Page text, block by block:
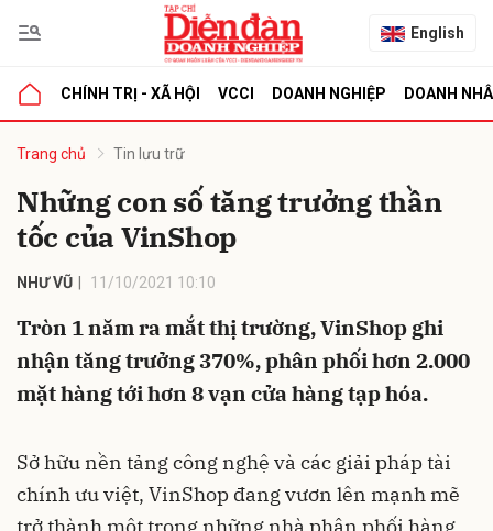
English
CHÍNH TRỊ - XÃ HỘI VCCI DOANH NGHIỆP DOANH
Trang chủ Tin lưu trữ
Những con số tăng trưởng thần
tốc của VinShop
NHƯ VŨ 11/10/2021 10:10
Tròn 1 năm ra mắt thị trường, VinShop ghi
nhận tăng trưởng 370%, phân phối hơn 2.000
mặt hàng tới hơn 8 vạn cửa hàng tạp hóa.
Sở hữu nền tảng công nghệ và các giải pháp tài
chính ưu việt, VinShop đang vươn lên mạnh mẽ
luận
Hủy